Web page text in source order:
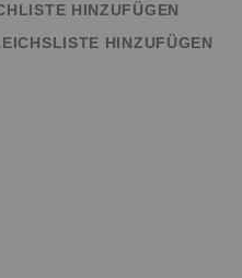
HINZUFÜGEN
HINZUFÜGEN